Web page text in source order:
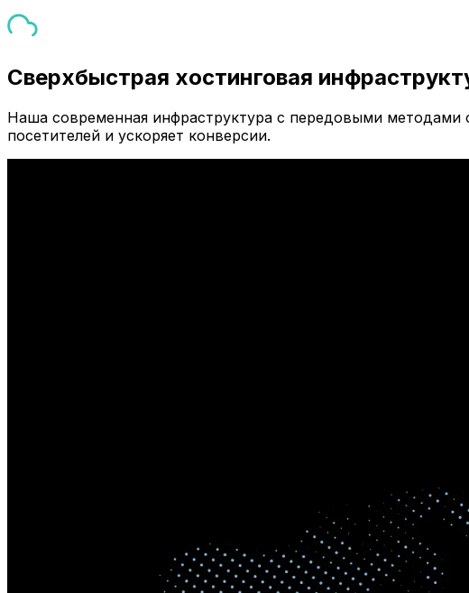
Сверхбыстрая хостинговая
Наша современная инфраструктура с передовыми методами
посетителей и ускоряет конверсии.